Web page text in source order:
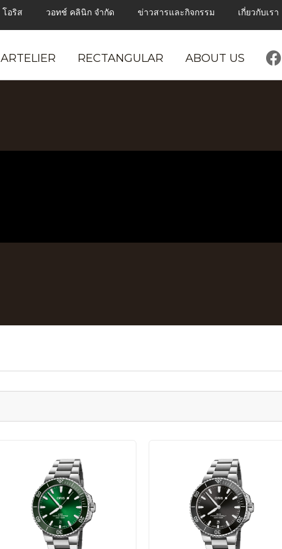
โอริส วอทช์ คลินิก จำกัด ข่าวสารและกิจกรรม เกี่ยวกับเรา
ARTELIER RECTANGULAR ABOUT US F
a
c
k